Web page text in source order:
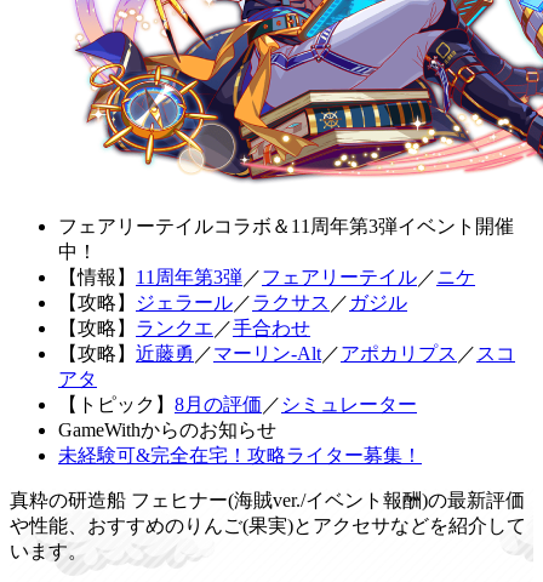
フェアリーテイルコラボ＆11周年第3弾イベント開催
中！
【情報】 11周年第3弾／フェアリーテイル／ニケ
【攻略】
ジェラール／ラクサス ／ ガジル
【攻略】 ランクエ ／手合わせ
【攻略】 近藤勇 ／マーリン-Alt／アポカリプス ／ スコ
アタ
【トピック】 8月の評価 ／ シミュレーター
GameWithからのお知らせ
未経験可&完全在宅！攻略ライター募集！
真粋の研造船 フェヒナー(海賊ver./イベント報酬)の最新評価
や性能、おすすめのりんご(果実)とアクセサなどを紹介して
います。